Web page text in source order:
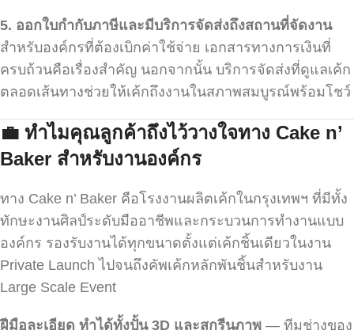
5. ออกใบกำกับภาษีและมีบริการจัดส่งถึงสถานที่จัดงาน
สำหรับองค์กรที่ต้องเบิกค่าใช้จ่าย เอกสารทางการเงินที่
ครบถ้วนคือเรื่องสำคัญ นอกจากนั้น บริการจัดส่งที่ดูแลเค้ก
ตลอดเส้นทางช่วยให้เค้กถึงงานในสภาพสมบูรณ์พร้อมโชว์
💼 ทำไมคุณลูกค้าถึงไว้วางใจทาง Cake n’
Baker สำหรับงานองค์กร
ทาง Cake n’ Baker คือโรงงานผลิตเค้กในกรุงเทพฯ ที่มีทั้ง
ทักษะงานศิลป์ระดับมืออาชีพและกระบวนการทำงานแบบ
องค์กร รองรับงานได้ทุกขนาดตั้งแต่เค้กชิ้นเดียวในงาน
Private Launch ไปจนถึงคัพเค้กหลักพันชิ้นสำหรับงาน
Large Scale Event
ฝีมือละเอียด ทำได้ทั้งปั้น 3D และสกรีนภาพ — ทีมช่างของ